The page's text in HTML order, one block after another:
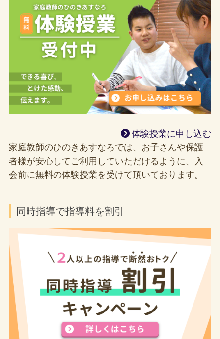
体験授業に申し込む
家庭教師のひのきあすなろでは、お子さんや保護
者様が安心してご利用していただけるように、入
会前に無料の体験授業を受けて頂いております。
同時指導で指導料を割引